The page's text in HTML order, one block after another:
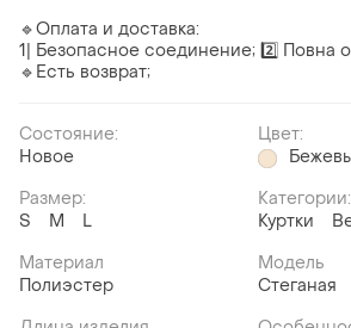
🔹Оплата и доставка:
1️| Безопасное соединение; 2️⃣ Повна
🔹Есть возврат;
Состояние:
Новое
Цвет:
Размер:
S
M L
Категории:
Куртки
Материал
Полиэстер
Модель
Стеганая